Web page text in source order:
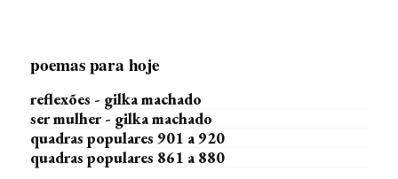
poemas para hoje
reflexões - gilka machado
ser mulher - gilka machado
quadras populares 901 a 920
quadras populares 861 a 880